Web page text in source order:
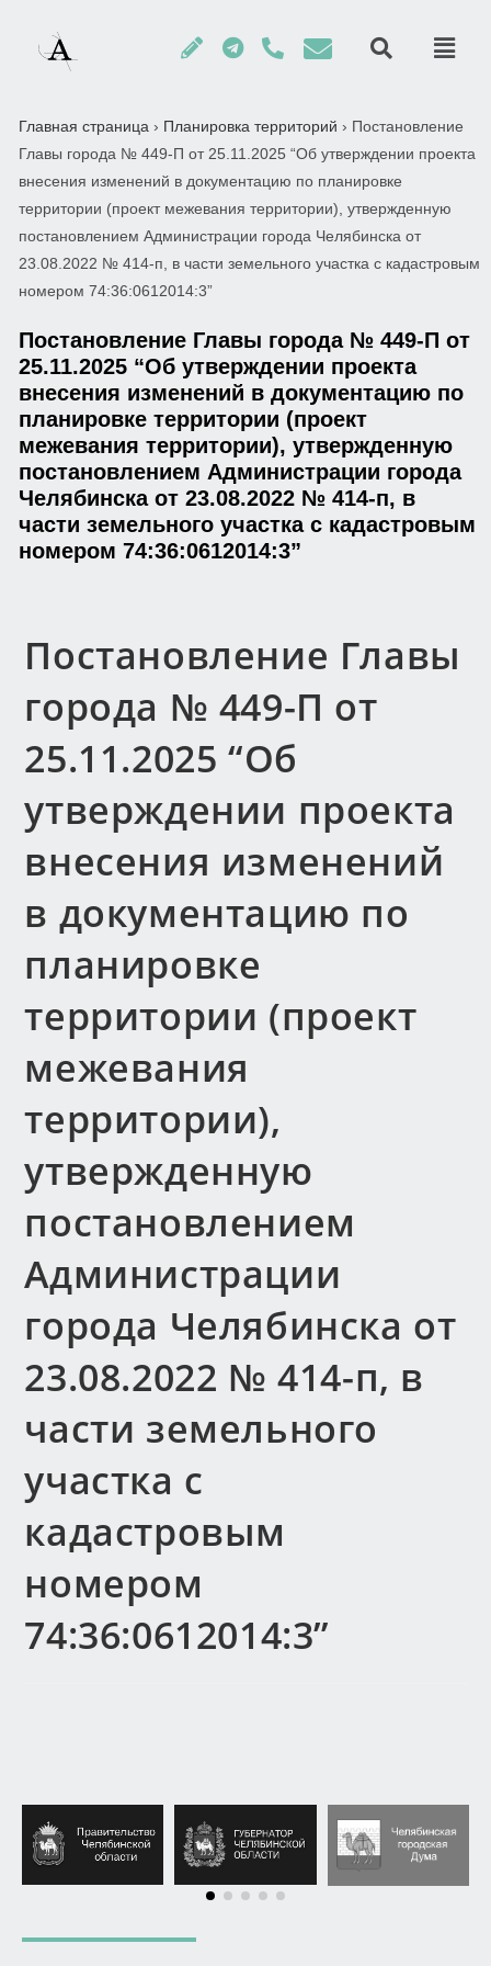
Главная страница › Планировка территорий › Постановление
Главы города № 449-П от 25.11.2025 “Об утверждении проекта
внесения изменений в документацию по планировке
территории (проект межевания территории), утвержденную
постановлением Администрации города Челябинска от
23.08.2022 № 414-п, в части земельного участка с кадастровым
номером 74:36:0612014:3”
Постановление Главы города № 449-П от
25.11.2025 “Об утверждении проекта
внесения изменений в документацию по
планировке территории (проект
межевания территории), утвержденную
постановлением Администрации города
Челябинска от 23.08.2022 № 414-п, в
части земельного участка с кадастровым
номером 74:36:0612014:3”
Постановление Главы
города № 449-П от
25.11.2025 “Об
утверждении проекта
внесения изменений
в документацию по
планировке
территории (проект
межевания
территории),
утвержденную
постановлением
Администрации
города Челябинска от
23.08.2022 № 414-п, в
части земельного
участка с
кадастровым
номером
74:36:0612014:3”